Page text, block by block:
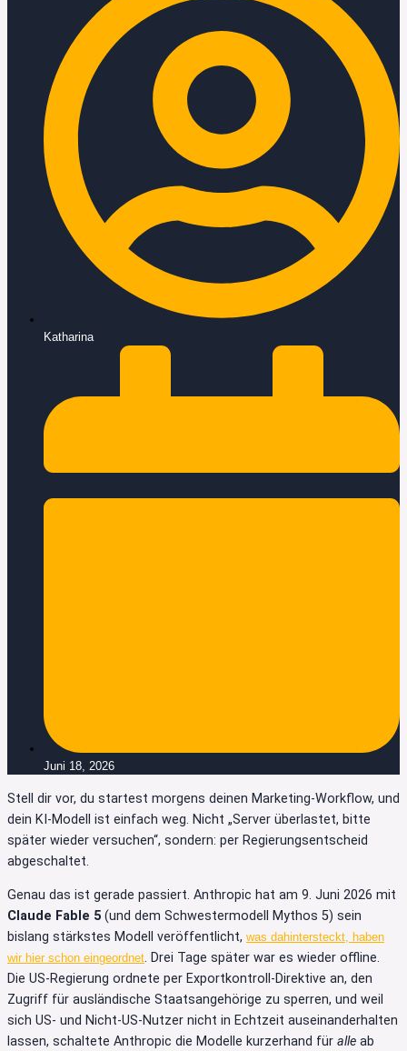
Katharina
Juni 18, 2026
Stell dir vor, du startest morgens deinen Marketing-Workflow, und
dein KI-Modell ist einfach weg. Nicht „Server überlastet, bitte
später wieder versuchen“, sondern: per Regierungsentscheid
abgeschaltet.
Genau das ist gerade passiert. Anthropic hat am 9. Juni 2026 mit
Claude Fable 5 (und dem Schwestermodell Mythos 5) sein
bislang stärkstes Modell veröffentlicht, was dahintersteckt, haben
wir hier schon eingeordnet. Drei Tage später war es wieder offline.
Die US-Regierung ordnete per Exportkontroll-Direktive an, den
Zugriff für ausländische Staatsangehörige zu sperren, und weil
sich US- und Nicht-US-Nutzer nicht in Echtzeit auseinanderhalten
lassen, schaltete Anthropic die Modelle kurzerhand für alle ab